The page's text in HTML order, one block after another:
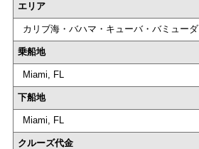
エリア
カリブ海・バハマ・キューバ・バミューダ
乗船地
Miami, FL
下船地
Miami, FL
クルーズ代金